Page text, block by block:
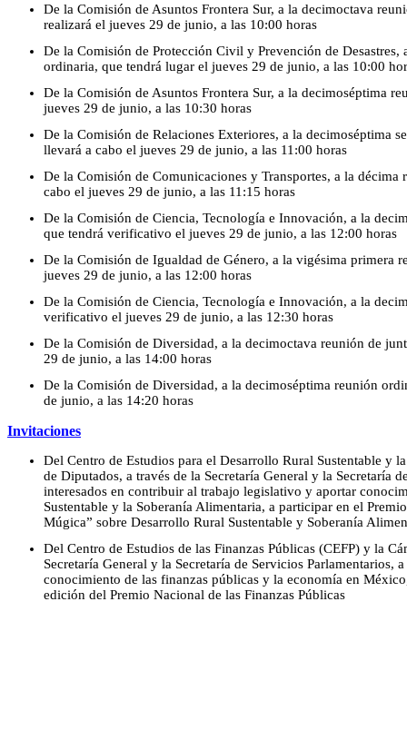
De la Comisión de Asuntos Frontera Sur, a la decimoctava
realizará el jueves 29 de junio, a las 10:00 horas
De la Comisión de Protección Civil y Prevención de Desastres,
ordinaria, que tendrá lugar el jueves 29 de junio, a las 10:00
De la Comisión de Asuntos Frontera Sur, a la decimoséptima
jueves 29 de junio, a las 10:30 horas
De la Comisión de Relaciones Exteriores, a la decimoséptima
llevará a cabo el jueves 29 de junio, a las 11:00 horas
De la Comisión de Comunicaciones y Transportes, a la décima
cabo el jueves 29 de junio, a las 11:15 horas
De la Comisión de Ciencia, Tecnología e Innovación, a la
que tendrá verificativo el jueves 29 de junio, a las 12:00 horas
De la Comisión de Igualdad de Género, a la vigésima primera
jueves 29 de junio, a las 12:00 horas
De la Comisión de Ciencia, Tecnología e Innovación, a la
verificativo el jueves 29 de junio, a las 12:30 horas
De la Comisión de Diversidad, a la decimoctava reunión de
29 de junio, a las 14:00 horas
De la Comisión de Diversidad, a la decimoséptima reunión
de junio, a las 14:20 horas
Invitaciones
Del Centro de Estudios para el Desarrollo Rural Sustentable y
de Diputados, a través de la Secretaría General y la Secretaría
interesados en contribuir al trabajo legislativo y aportar
Sustentable y la Soberanía Alimentaria, a participar en el
Múgica” sobre Desarrollo Rural Sustentable y Soberanía
Del Centro de Estudios de las Finanzas Públicas (CEFP) y la
Secretaría General y la Secretaría de Servicios Parlamentarios,
conocimiento de las finanzas públicas y la economía en
edición del Premio Nacional de las Finanzas Públicas